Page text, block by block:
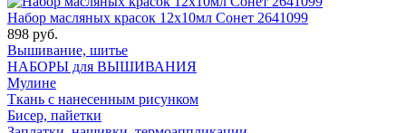
Набор масляных красок 12х10мл Сонет 2641099
898 руб.
Вышивание, шитье
НАБОРЫ для ВЫШИВАНИЯ
Мулине
Ткань с нанесенным рисунком
Бисер, пайетки